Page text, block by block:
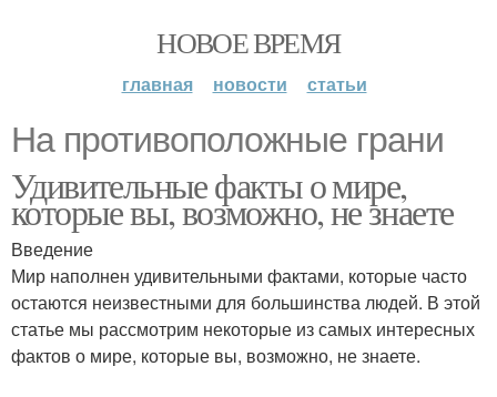
НОВОЕ ВРЕМЯ
главная новости статьи
На противоположные грани
Удивительные факты о мире,
которые вы, возможно, не знаете
Введение
Мир наполнен удивительными фактами, которые часто
остаются неизвестными для большинства людей. В этой
статье мы рассмотрим некоторые из самых интересных
фактов о мире, которые вы, возможно, не знаете.